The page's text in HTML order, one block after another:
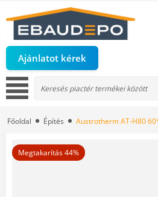
Ajánlatot kérek
Főoldal Építés Austrotherm AT-H80
Megtakarítás 44%